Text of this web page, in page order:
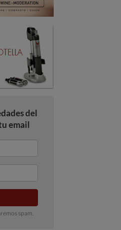
del
email
spam.